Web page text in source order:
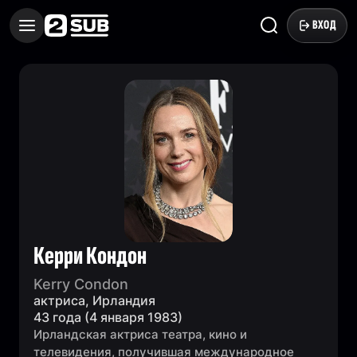
ВХОД
Керри Кондон
Kerry Condon
актриса, Ирландия
43 года (4 января 1983)
Ирландская актриса театра, кино и
телевидения, получившая международное